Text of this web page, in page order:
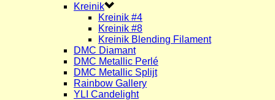
Kreinik
Kreinik #4
Kreinik #8
Kreinik Blending Filament
DMC Diamant
DMC Metallic Perlé
DMC Metallic Splijt
Rainbow Gallery
YLI Candelight